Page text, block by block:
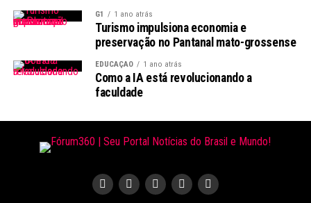
Leia Também:
Oficina de Atuação no
Audiovisual é oferecida na Casa da
O Que Acontece Após a Data Limite?
suspensão da participação no programa. Isso significa
gratuitos. Portanto, é essencial que todos os
interessados cumpram as exigências para não
G1 1 ano atrás
Turismo impulsiona economia e
preservação no Pantanal mato-grossense
EDUCAÇÃO 1 ano atrás
Como a IA está revolucionando a
faculdade